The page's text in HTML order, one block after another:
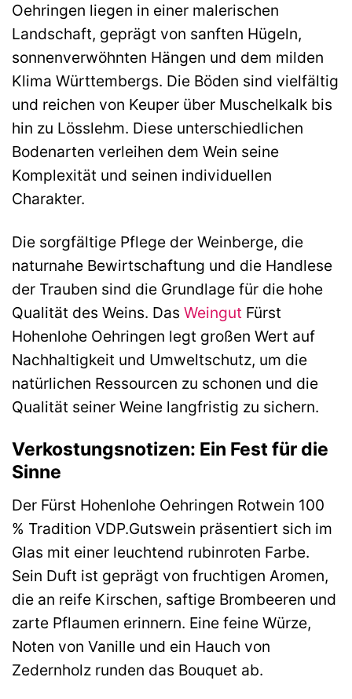
Oehringen liegen in einer malerischen
Landschaft, geprägt von sanften Hügeln,
sonnenverwöhnten Hängen und dem milden
Klima Württembergs. Die Böden sind vielfältig
und reichen von Keuper über Muschelkalk bis
hin zu Lösslehm. Diese unterschiedlichen
Bodenarten verleihen dem Wein seine
Komplexität und seinen individuellen
Charakter.
Die sorgfältige Pflege der Weinberge, die
naturnahe Bewirtschaftung und die Handlese
der Trauben sind die Grundlage für die hohe
Qualität des Weins. Das Weingut Fürst
Hohenlohe Oehringen legt großen Wert auf
Nachhaltigkeit und Umweltschutz, um die
natürlichen Ressourcen zu schonen und die
Qualität seiner Weine langfristig zu sichern.
Verkostungsnotizen: Ein Fest für die
Sinne
Der Fürst Hohenlohe Oehringen Rotwein 100
% Tradition VDP.Gutswein präsentiert sich im
Glas mit einer leuchtend rubinroten Farbe.
Sein Duft ist geprägt von fruchtigen Aromen,
die an reife Kirschen, saftige Brombeeren und
zarte Pflaumen erinnern. Eine feine Würze,
Noten von Vanille und ein Hauch von
Zedernholz runden das Bouquet ab.